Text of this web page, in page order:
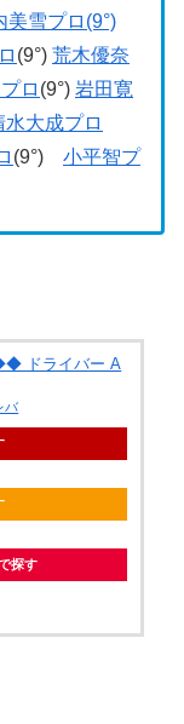
美雪プロ(9°)
(9°) 荒木優奈
ロ (9°) 岩田寛
水大成プロ
(9°) 小平智プ
ドライバー A
バ
探す